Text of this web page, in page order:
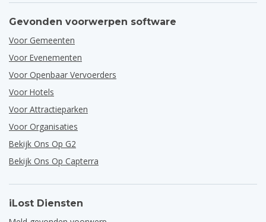
Gevonden voorwerpen software
Voor Gemeenten
Voor Evenementen
Voor Openbaar Vervoerders
Voor Hotels
Voor Attractieparken
Voor Organisaties
Bekijk Ons Op G2
Bekijk Ons Op Capterra
iLost Diensten